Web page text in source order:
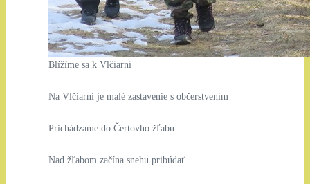
Blížíme sa k Vlčiarni
Na Vlčiarni je malé zastavenie s občerstvením
Prichádzame do Čertovho žľabu
Nad žľabom začína snehu pribúdať